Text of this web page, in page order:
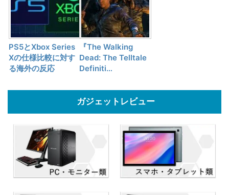
PS5とXbox Series
Xの仕様比較に対す
る海外の反応
『The Walking
Dead: The Telltale
Definiti…
ガジェットレビュー